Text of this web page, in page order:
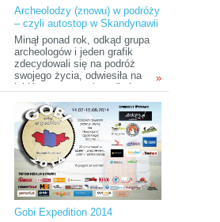
Archeolodzy (znowu) w podróży
– czyli autostop w Skandynawii
tropami wikingów
Minął ponad rok, odkąd grupa
archeologów i jeden grafik
zdecydowali się na podróż
swojego życia, odwiesiła na
jakiś czas pracę i studia i
wyruszyła do Rosji. Teraz,
projekt „Archeolodzy w
Podróży” odżywa – w nieco
zmienionym składzie (więcej
info tutaj:
http://archeolodzywpodrozy.blogspot.com/p/o-
nas.html) ruszamy tym razem
na północ!
»
Gobi Expedition 2014